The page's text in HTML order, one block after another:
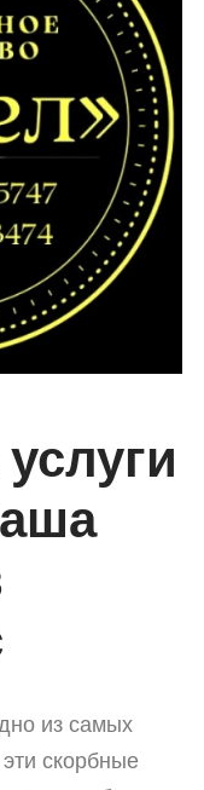
из самых
скорбные